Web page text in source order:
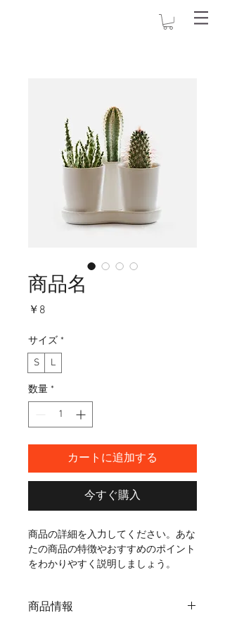
商品名
￥8
サイズ *
S
L
数量 *
カートに追加する
今すぐ購入
商品の詳細を入力してください。あな
たの商品の特徴やおすすめのポイント
をわかりやすく説明しましょう。
商品情報